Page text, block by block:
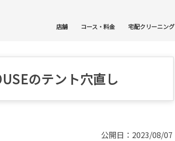
店舗 コース・料金 宅配クリーニング
のテント穴直し
公開日：2023/08/07